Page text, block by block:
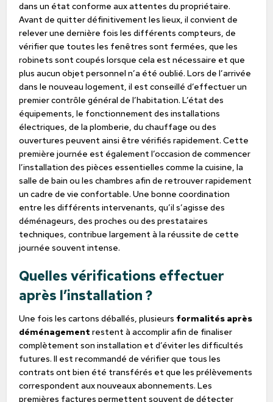
dans un état conforme aux attentes du propriétaire.
Avant de quitter définitivement les lieux, il convient de
relever une dernière fois les différents compteurs, de
vérifier que toutes les fenêtres sont fermées, que les
robinets sont coupés lorsque cela est nécessaire et que
plus aucun objet personnel n’a été oublié. Lors de l’arrivée
dans le nouveau logement, il est conseillé d’effectuer un
premier contrôle général de l’habitation. L’état des
équipements, le fonctionnement des installations
électriques, de la plomberie, du chauffage ou des
ouvertures peuvent ainsi être vérifiés rapidement. Cette
première journée est également l’occasion de commencer
l’installation des pièces essentielles comme la cuisine, la
salle de bain ou les chambres afin de retrouver rapidement
un cadre de vie confortable. Une bonne coordination
entre les différents intervenants, qu’il s’agisse des
déménageurs, des proches ou des prestataires
techniques, contribue largement à la réussite de cette
journée souvent intense.
Quelles vérifications effectuer
après l’installation ?
Une fois les cartons déballés, plusieurs formalités après
déménagement restent à accomplir afin de finaliser
complètement son installation et d’éviter les difficultés
futures. Il est recommandé de vérifier que tous les
contrats ont bien été transférés et que les prélèvements
correspondent aux nouveaux abonnements. Les
premières factures permettent souvent de détecter